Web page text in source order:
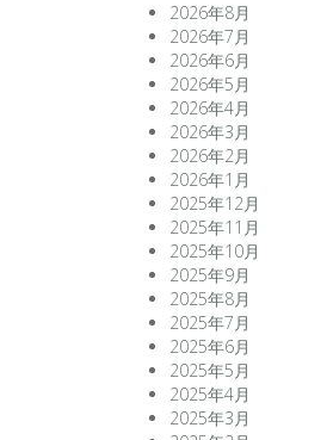
2026年8月
2026年7月
2026年6月
2026年5月
2026年4月
2026年3月
2026年2月
2026年1月
2025年12月
2025年11月
2025年10月
2025年9月
2025年8月
2025年7月
2025年6月
2025年5月
2025年4月
2025年3月